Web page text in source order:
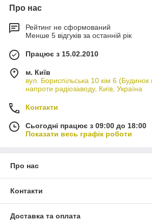
Про нас
Рейтинг не сформований
Менше 5 відгуків за останній рік
Працює з 15.02.2010
м. Київ
вул. Бориспільська 10 кім 6 (Будинок
напроти радіозаводу, Київ, Україна
Контакти
Сьогодні працює з 09:00 до 18:00
Показати весь графік роботи
Про нас
Контакти
Доставка та оплата